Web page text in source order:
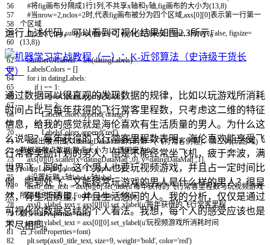
56
57
58
59
60
61
62
63
64
65
66
67
68
69
70
71
72
73
74
75
76
77
78
79
80
81
82
#将fig画布分隔成1行1列,不共享x轴和y轴,fig画布的大小为(13,8)
#当nrow=2,nclos=2时,代表fig画布被分为四个区域,axs[0][0]表示第一行第一
个区域
fig, axs = plt.subplots(nrows=2, ncols=2,sharex=False, sharey=False, figsize=
(13,8))
numberOfLabels = len(datingLabels)
LabelsColors = []
for i in datingLabels:
if i == 1:
LabelsColors.append('black')
if i == 2:
LabelsColors.append('orange')
if i == 3:
LabelsColors.append('red')
#画出散点图,以datingDataMat矩阵的第一(飞行常客例程)、第二列(玩游戏)
数据画散点数据,散点大小为15,透明度为0.5
axs[0][0].scatter(x=datingDataMat[:,0], y=datingDataMat[:,1],
color=LabelsColors,s=15, alpha=.5)
#设置标题,x轴label,y轴label
axs0_title_text = axs[0][0].set_title(u'每年获得的飞行常客里程数与玩视频游戏
所消耗时间占比',FontProperties=font)
axs0_xlabel_text = axs[0][0].set_xlabel(u'每年获得的飞行常客里程
数',FontProperties=font)
axs0_ylabel_text = axs[0][0].set_ylabel(u'玩视频游戏所消耗时间
占',FontProperties=font)
plt.setp(axs0_title_text, size=9, weight='bold', color='red')
运行上述代码，可以看到可视化结果如图2.3所示。
通过数据可以很直观的发现数据的规律，比如以玩游戏所消耗
时间占比与每年获得的飞行常客里程数，只考虑这二维的特征
信息，给我的感觉就是海伦喜欢有生活质量的男人。为什么这
么说呢？每年获得的飞行常客里程数表明，海伦喜欢能享受飞
行常客奖励计划的男人，但是不能经常坐飞机，疲于奔波，满
世界飞。同时，这个男人也要玩视频游戏，并且占一定时间比
例。能到处飞，又能经常玩游戏的男人是什么样的男人？很显
然，有生活质量，并且生活悠闲的人。我的分析，仅仅是通过
可视化的数据总结的个人看法。我想，每个人的感受应该也是
不尽相同。